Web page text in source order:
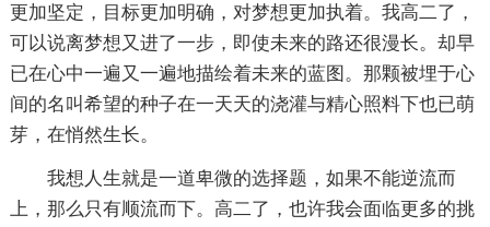
更加坚定，目标更加明确，对梦想更加执着。我高二了，
可以说离梦想又进了一步，即使未来的路还很漫长。却早
已在心中一遍又一遍地描绘着未来的蓝图。那颗被埋于心
间的名叫希望的种子在一天天的浇灌与精心照料下也已萌
芽，在悄然生长。
我想人生就是一道卑微的选择题，如果不能逆流而
上，那么只有顺流而下。高二了，也许我会面临更多的挑